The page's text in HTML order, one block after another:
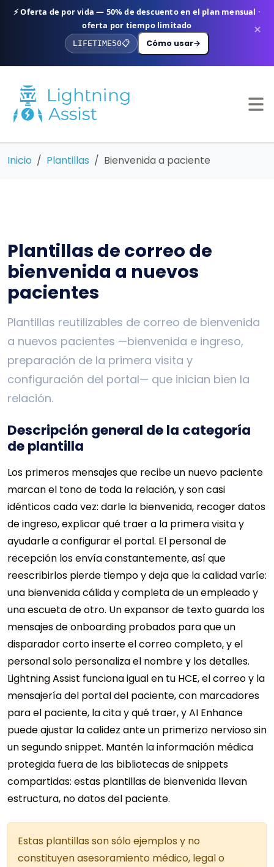
⚡ Oferta de por vida — 50% de descuento en el plan mensual ·
oferta por tiempo limitado
LIFETIME50📋 Cómo usar→
×
Inicio Plantillas Bienvenida a paciente
Plantillas de correo de
bienvenida a nuevos
pacientes
Plantillas reutilizables de correo de bienvenida
a nuevos pacientes —bienvenida e ingreso,
preparación de la primera visita y
configuración del portal— que inician bien la
relación.
Descripción general de la categoría
de plantilla
Los primeros mensajes que recibe un nuevo paciente
marcan el tono de toda la relación, y son casi
idénticos cada vez: darle la bienvenida, recoger datos
de ingreso, explicar qué traer a la primera visita y
ayudarle a configurar el portal. El personal de
recepción los envía constantemente, así que
reescribirlos pierde tiempo y deja que la calidad varíe:
una bienvenida cálida y completa de un empleado y
una escueta de otro. Un expansor de texto guarda los
mensajes de onboarding probados para que un
disparador corto inserte el correo completo, y el
personal solo personaliza el nombre y los detalles.
Lightning Assist funciona igual en tu HCE, el correo y la
mensajería del portal del paciente, con marcadores
para el paciente, la cita y qué traer, y AI Enhance
puede ajustar la calidez ante un primerizo nervioso sin
un segundo snippet. Mantén la información médica
protegida fuera de las bibliotecas de snippets
compartidas: estas plantillas de bienvenida llevan
estructura, no datos del paciente.
Estas plantillas son sólo ejemplos y no
constituyen asesoramiento médico, legal o